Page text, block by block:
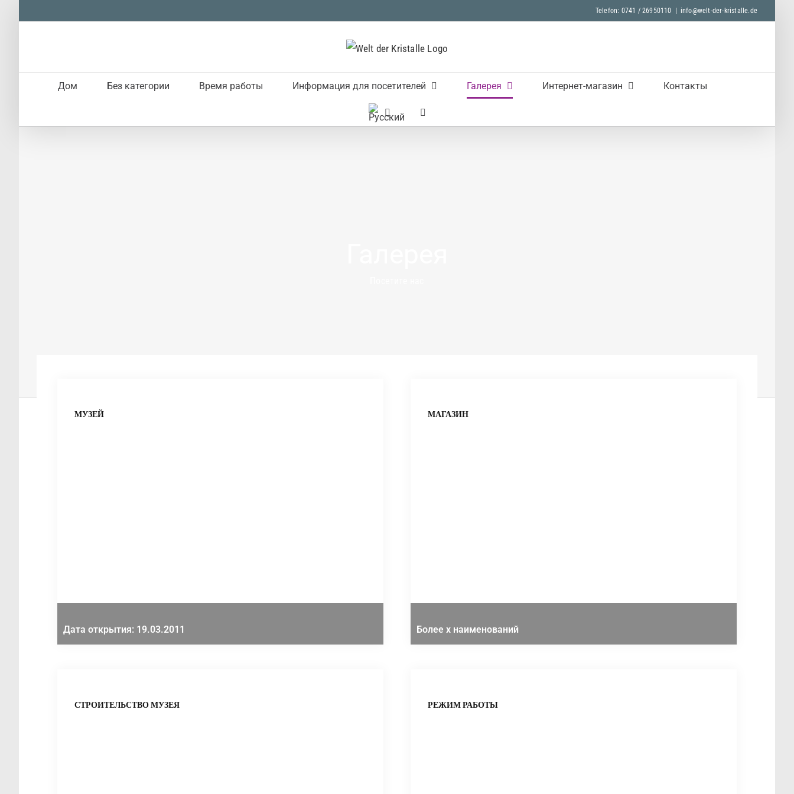
Telefon: 0741 / 26950110 info@welt-der-kristalle.de
Дом Без категории Время работы Информация для посетителей Галерея Интернет-магазин Контакты
МУЗЕЙ
Дата открытия: 19.03.2011
МАГАЗИН
Более х наименований
СТРОИТЕЛЬСТВО МУЗЕЯ РЕЖИМ РАБОТЫ